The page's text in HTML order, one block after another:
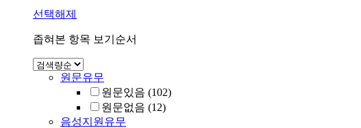
선택해제
좁혀본 항목 보기순서
원문유무
원문있음 (102)
원문없음 (12)
음성지원유무